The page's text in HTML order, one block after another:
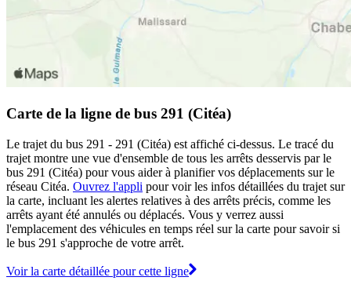
Carte de la ligne de bus 291 (Citéa)
Le trajet du bus 291 - 291 (Citéa) est affiché ci-dessus. Le tracé du
trajet montre une vue d'ensemble de tous les arrêts desservis par le
bus 291 (Citéa) pour vous aider à planifier vos déplacements sur le
réseau Citéa. Ouvrez l'appli pour voir les infos détaillées du trajet sur
la carte, incluant les alertes relatives à des arrêts précis, comme les
arrêts ayant été annulés ou déplacés. Vous y verrez aussi
l'emplacement des véhicules en temps réel sur la carte pour savoir si
le bus 291 s'approche de votre arrêt.
Voir la carte détaillée pour cette ligne